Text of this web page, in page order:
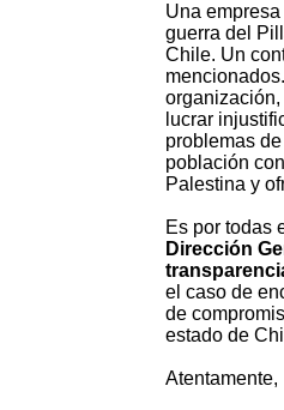
Una
guerra del
Chile. Un
organización,
lucrar
problemas
población
Palestina y
Es por todas
Dirección
el caso de
de
estado de
Atentamente,